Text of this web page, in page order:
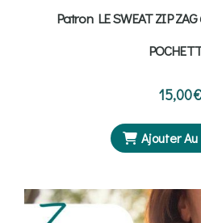
Patron LE SWEAT ZIP
15,00
Ajouter